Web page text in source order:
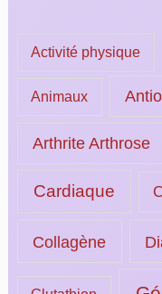
Activité physique
Animaux
Arthrite Arthrose
Cardiaque
Collagène